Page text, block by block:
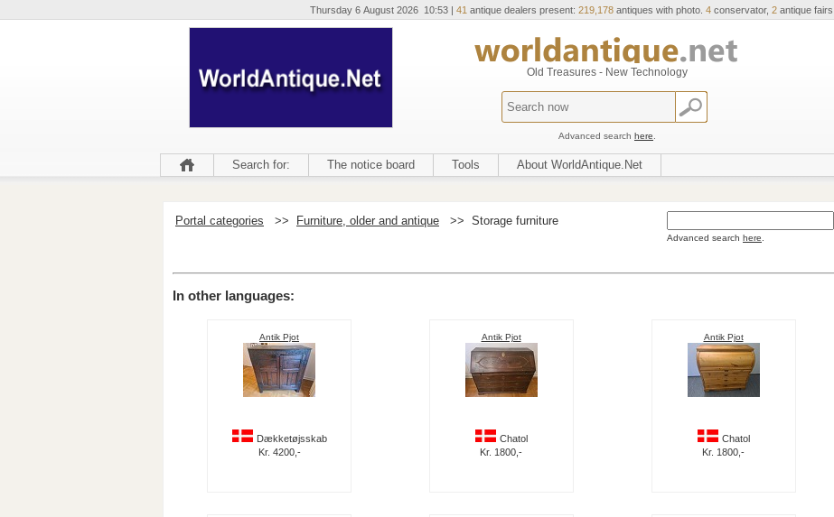
Thursday 6 August 2026 10:53 | 41 antique dealers present: 219,178 antiques with photo. 4 conservator, 2 antique fairs,
Old Treasures - New Technology
Advanced search here
Search for: The notice board Tools About WorldAntique.Net
Portal categories >> Furniture, older and antique >> Storage furniture
Advanced search here
In other languages:
Antik Pjot
Dækketøjsskab
Kr. 4200,-
Antik Pjot
Chatol
Kr. 1800,-
Antik Pjot
Chatol
Kr. 1800,-